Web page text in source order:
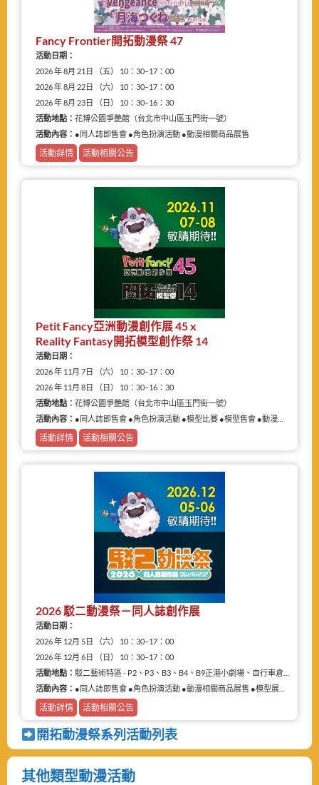
Fancy Frontier開拓動漫祭 47
活動日期：
2026 年 8月 21日 （五） 10：30–17：00
2026 年 8月 22日 （六） 10：30–17：00
2026 年 8月 23日 （日） 10：30–16：30
活動地點： 花博公園爭艷館（台北市中山區玉門街一號）
活動內容： ●同人誌即售會 ●角色扮演活動 ●動漫相關商品展售
活動詳情 活動相關公告
Petit Fancy亞洲動漫創作展 45 x
Reality Fantasy開拓模型創作祭 14
活動日期：
2026 年 11月 7日 （六） 10：30–17：00
2026 年 11月 8日 （日） 10：30–16：30
活動地點： 花博公園爭艷館（台北市中山區玉門街一號）
活動內容： ●同人誌即售會 ●角色扮演活動 ●模型比賽 ●模型售會 ●動漫相關商品展售
活動詳情 活動相關公告
2026 駁二動漫祭－同人誌創作展
活動日期：
2026 年 12月 5日 （六） 10：30–17：00
2026 年 12月 6日 （日） 10：30–17：00
活動地點： 駁二藝術特區 - P2、P3、B3、B4、B9正港小劇場、自行車倉庫
活動內容： ●同人誌即售會 ●角色扮演活動 ●動漫相關商品展售 ●模型展售 ●二手物品販售攤
活動詳情 活動相關公告
開拓動漫祭系列活動列表
其他類型動漫活動